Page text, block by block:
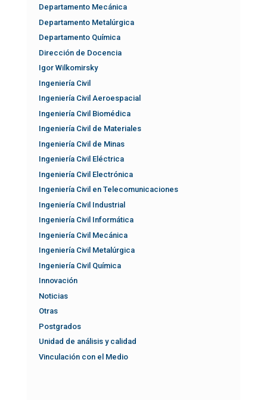
Departamento Mecánica
Departamento Metalúrgica
Departamento Química
Dirección de Docencia
Igor Wilkomirsky
Ingeniería Civil
Ingeniería Civil Aeroespacial
Ingeniería Civil Biomédica
Ingeniería Civil de Materiales
Ingeniería Civil de Minas
Ingeniería Civil Eléctrica
Ingeniería Civil Electrónica
Ingeniería Civil en Telecomunicaciones
Ingeniería Civil Industrial
Ingeniería Civil Informática
Ingeniería Civil Mecánica
Ingeniería Civil Metalúrgica
Ingeniería Civil Química
Innovación
Noticias
Otras
Postgrados
Unidad de análisis y calidad
Vinculación con el Medio